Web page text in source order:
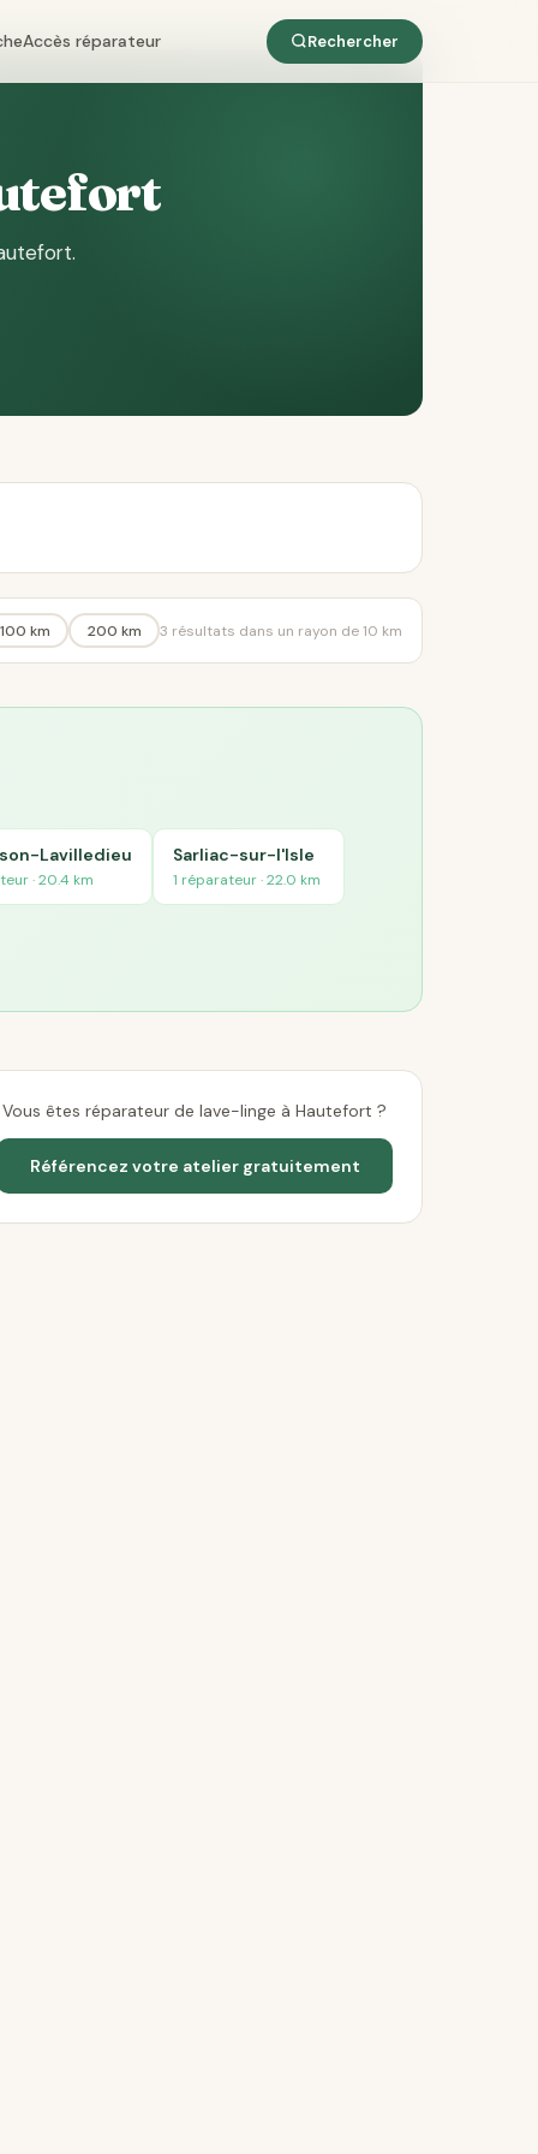
Accès réparateur Rechercher
.
100 km 200 km 3 résultats dans un rayon de 10 km
Lavilledieu
· 20.4 km
Sarliac-sur-l'Isle
1 réparateur · 22.0 km
Vous êtes réparateur de lave-linge à Hautefort ?
Référencez votre atelier gratuitement